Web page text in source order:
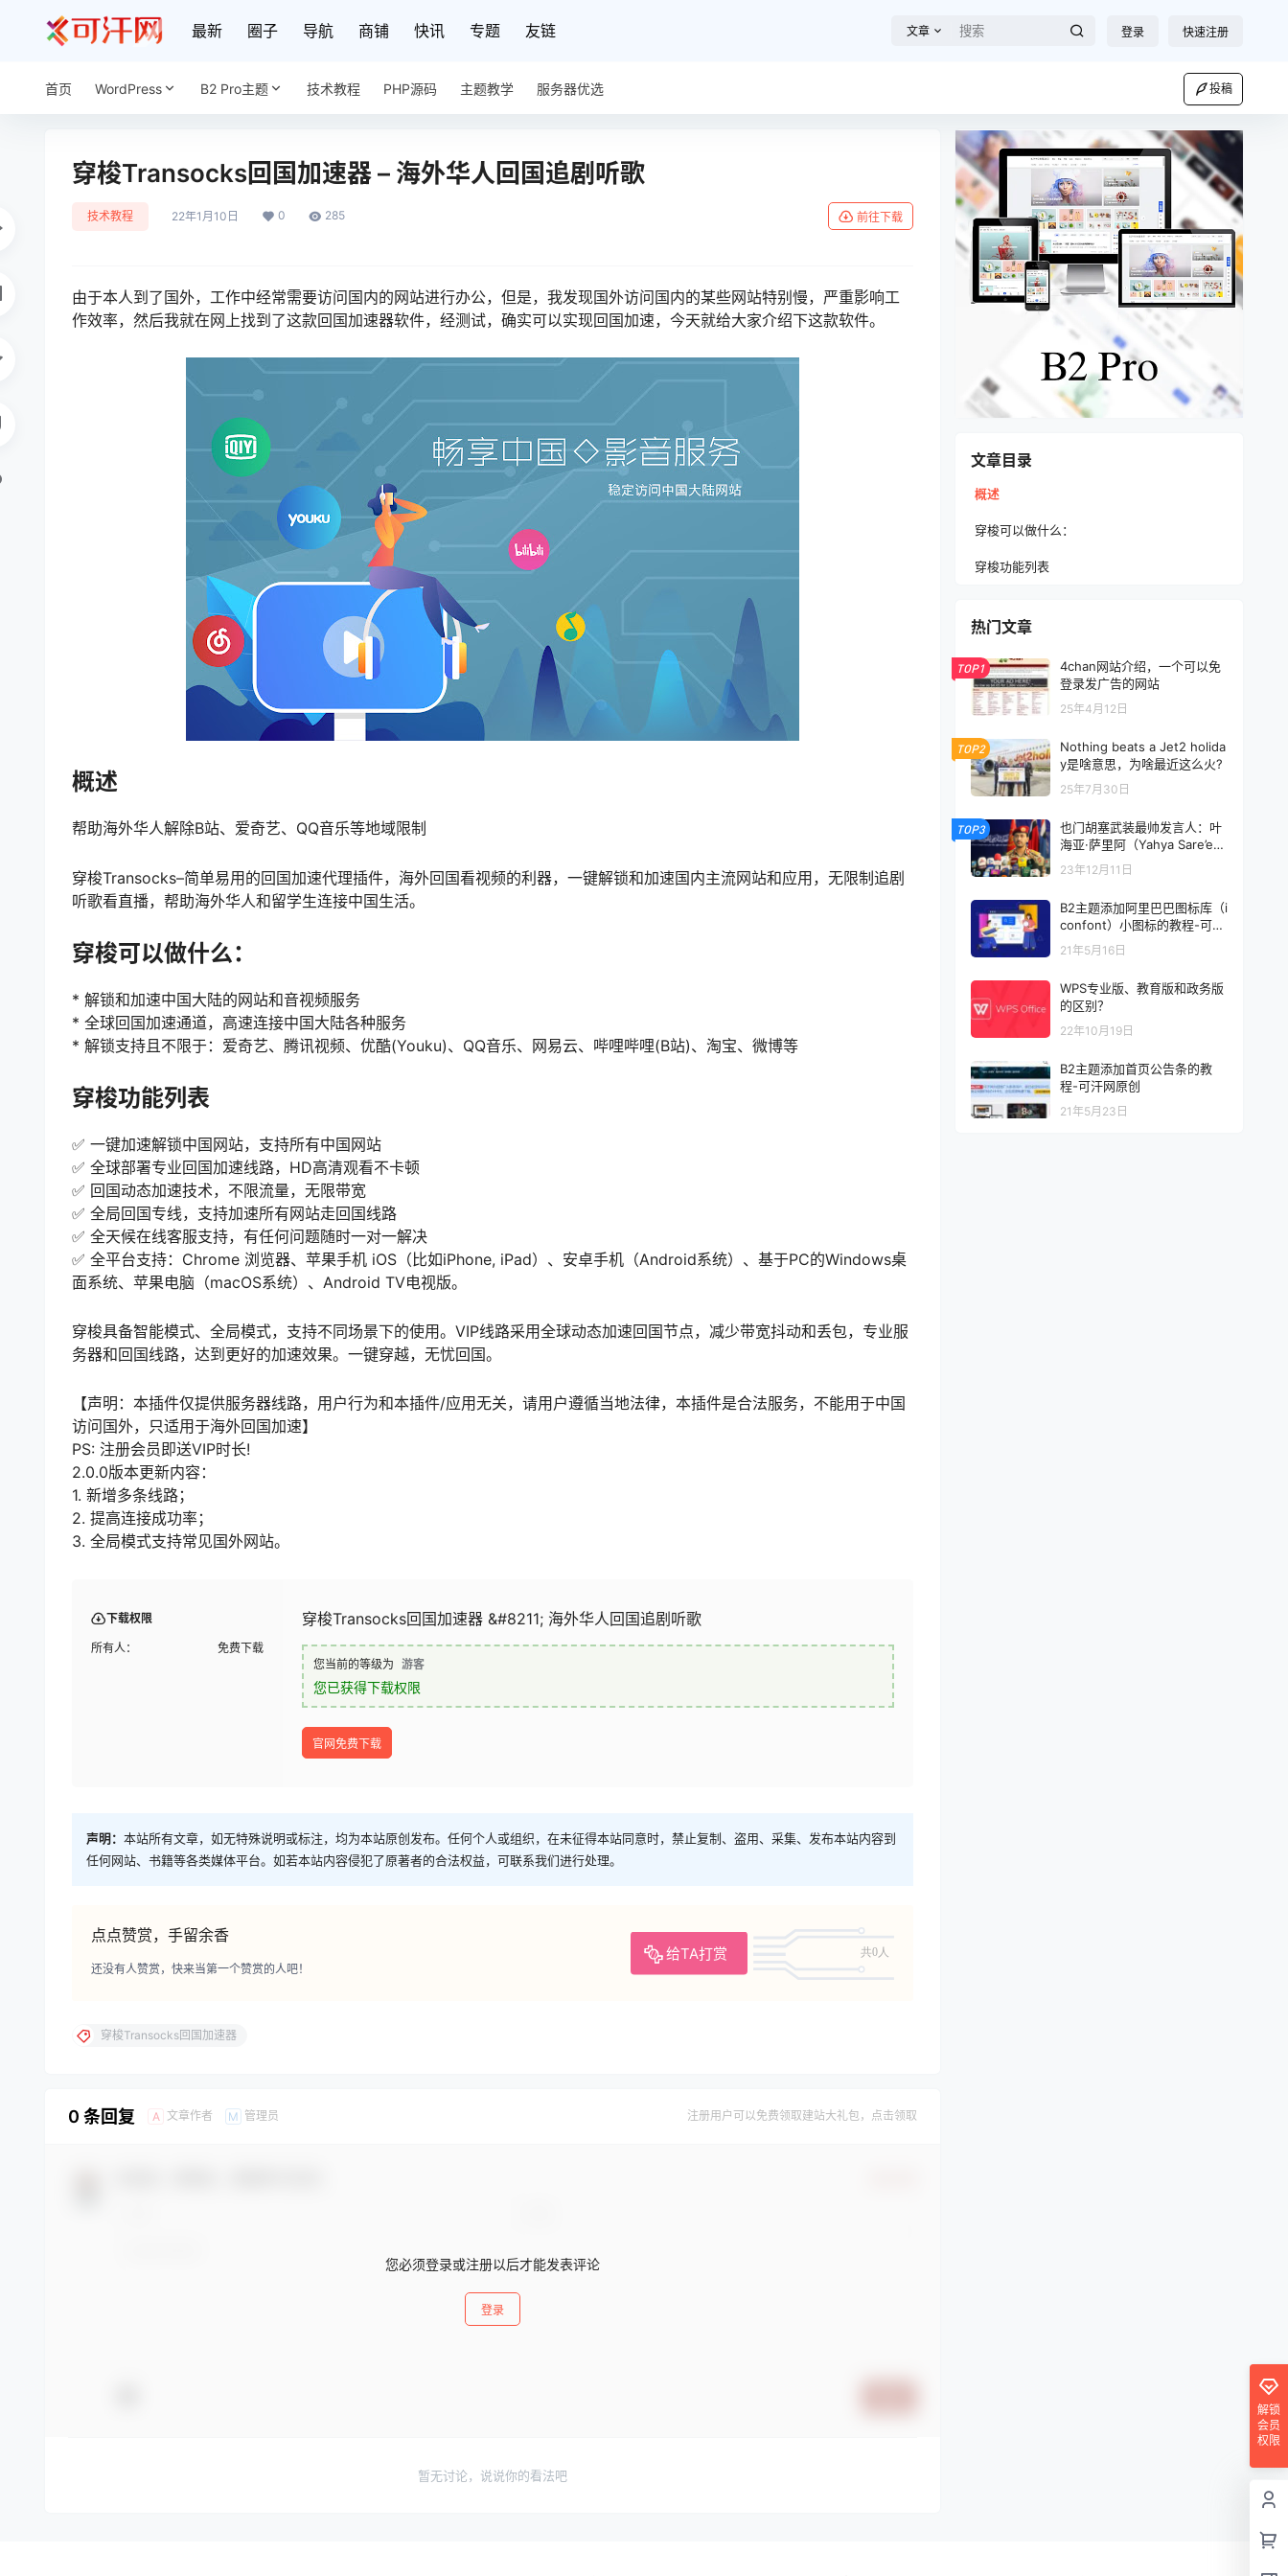
最新 圈子 导航 商铺 快讯 专题 友链 文章 登录 快速注册
首页 WordPress B2 Pro主题 技术教程 PHP源码 主题教学 服务器优选 投稿
穿梭Transocks回国加速器 – 海外华人回国追剧听歌
技术教程 22年1月10日 0 285 前往下载
由于本人到了国外，工作中经常需要访问国内的网站进行办公，但是，我发现国外访问国内的某些网站特别慢，严重影响工
作效率，然后我就在网上找到了这款回国加速器软件，经测试，确实可以实现回国加速，今天就给大家介绍下这款软件。
概述
帮助海外华人解除B站、爱奇艺、QQ音乐等地域限制
穿梭Transocks–简单易用的回国加速代理插件，海外回国看视频的利器，一键解锁和加速国内主流网站和应用，无限制追剧
听歌看直播，帮助海外华人和留学生连接中国生活。
穿梭可以做什么：
* 解锁和加速中国大陆的网站和音视频服务
* 全球回国加速通道，高速连接中国大陆各种服务
* 解锁支持且不限于：爱奇艺、腾讯视频、优酷(Youku)、QQ音乐、网易云、哔哩哔哩(B站)、淘宝、微博等
穿梭功能列表
✅ 一键加速解锁中国网站，支持所有中国网站
✅ 全球部署专业回国加速线路，HD高清观看不卡顿
✅ 回国动态加速技术，不限流量，无限带宽
✅ 全局回国专线，支持加速所有网站走回国线路
✅ 全天候在线客服支持，有任何问题随时一对一解决
✅ 全平台支持：Chrome 浏览器、苹果手机 iOS（比如iPhone, iPad）、安卓手机（Android系统）、基于PC的Windows桌
面系统、苹果电脑（macOS系统）、Android TV电视版。
穿梭具备智能模式、全局模式，支持不同场景下的使用。VIP线路采用全球动态加速回国节点，减少带宽抖动和丢包，专业服
务器和回国线路，达到更好的加速效果。一键穿越，无忧回国。
【声明：本插件仅提供服务器线路，用户行为和本插件/应用无关，请用户遵循当地法律，本插件是合法服务，不能用于中国
访问国外，只适用于海外回国加速】
PS: 注册会员即送VIP时长!
2.0.0版本更新内容：
1. 新增多条线路；
2. 提高连接成功率；
3. 全局模式支持常见国外网站。
下载权限
所有人： 免费下载
穿梭Transocks回国加速器 &#8211; 海外华人回国追剧听歌
您当前的等级为 游客
您已获得下载权限
官网免费下载
声明： 本站所有文章，如无特殊说明或标注，均为本站原创发布。任何个人或组织，在未征得本站同意时，禁止复制、盗用、采集、发布本站内容到
任何网站、书籍等各类媒体平台。如若本站内容侵犯了原著者的合法权益，可联系我们进行处理。
点点赞赏，手留余香
给TA打赏 共0人
还没有人赞赏，快来当第一个赞赏的人吧！
穿梭Transocks回国加速器
0 条回复 A 文章作者 M 管理员 注册用户可以免费领取建站大礼包，点击领取
您必须登录或注册以后才能发表评论
登录
暂无讨论，说说你的看法吧
文章目录
概述
穿梭可以做什么：
穿梭功能列表
热门文章
TOP1
4chan网站介绍，一个可以免
登录发广告的网站
25年4月12日
TOP2
Nothing beats a Jet2 holida
y是啥意思，为啥最近这么火?
25年7月30日
TOP3
也门胡塞武装最帅发言人：叶
海亚·萨里阿（Yahya Sare’e）
基本信息
23年12月11日
B2主题添加阿里巴巴图标库（i
confont）小图标的教程-可汗
网原创
21年5月16日
WPS专业版、教育版和政务版
的区别？
22年10月19日
B2主题添加首页公告条的教
程-可汗网原创
21年5月23日
解锁
会员
权限